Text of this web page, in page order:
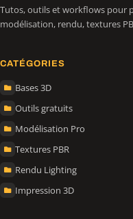
Tutos, outils et workflows pour
modélisation, rendu, textures
CATÉGORIES
Bases 3D
Outils gratuits
Modélisation Pro
Textures PBR
Rendu Lighting
Impression 3D